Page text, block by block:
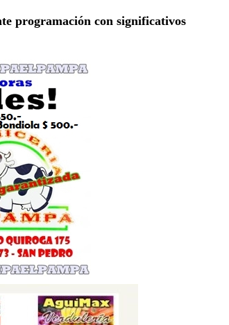
programación con significativos